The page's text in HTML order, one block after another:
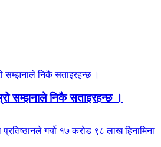
सम्झनाले निकै सताइरहन्छ ।